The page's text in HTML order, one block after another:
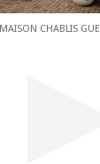
MAISON CHABLIS